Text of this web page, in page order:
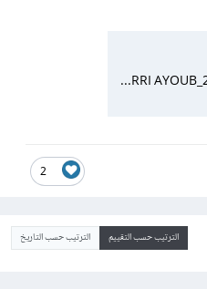
BAGUERRI AYOUB_20240414_015642_0000.pdf
2
الترتيب حسب التقييم الترتيب حسب التاريخ